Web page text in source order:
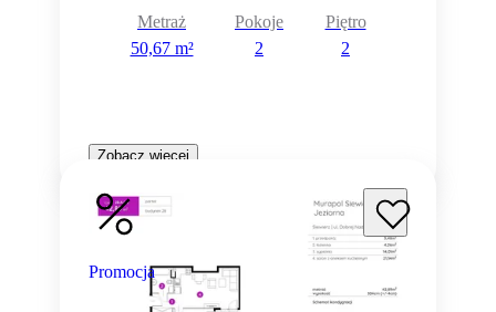
Metraż
50,67 m²
Pokoje
2
Piętro
2
Zobacz więcej
Promocja